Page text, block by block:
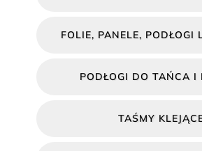
FOLIE, PANELE, PODŁOGI
PODŁOGI DO TAŃCA I
TAŚMY